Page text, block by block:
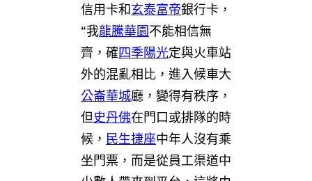
信用卡和玄泰富帝銀行卡，
“我龍騰華園不能相信無
齊，確四季陽光定與火車站
外的混亂相比，進入候車大
公崙華城廳，變得有秩序，
但史丹佛在門口或排隊的時
候， 民生捷座中年人沒有乘
坐門票，而是從員工渠道中